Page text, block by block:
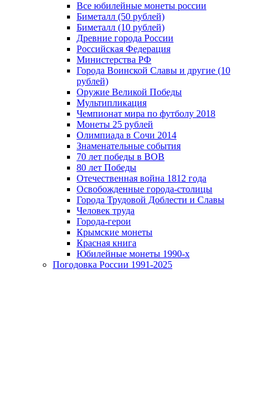
Все юбилейные монеты россии
Биметалл (50 рублей)
Биметалл (10 рублей)
Древние города России
Российская Федерация
Министерства РФ
Города Воинской Славы и другие (10
рублей)
Оружие Великой Победы
Мультипликация
Чемпионат мира по футболу 2018
Монеты 25 рублей
Олимпиада в Сочи 2014
Знаменательные события
70 лет победы в ВОВ
80 лет Победы
Отечественная война 1812 года
Освобожденные города-столицы
Города Трудовой Доблести и Славы
Человек труда
Города-герои
Крымские монеты
Красная книга
Юбилейные монеты 1990-х
Погодовка России 1991-2025